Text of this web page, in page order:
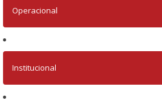
Operacional
Institucional